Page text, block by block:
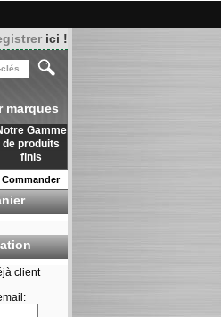
ici !
marques
Gamme
de produits
finis
Commander
client